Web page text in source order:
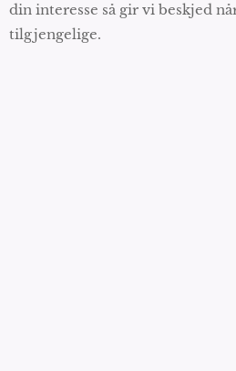
din interesse så gir vi beskjed
tilgjengelige.